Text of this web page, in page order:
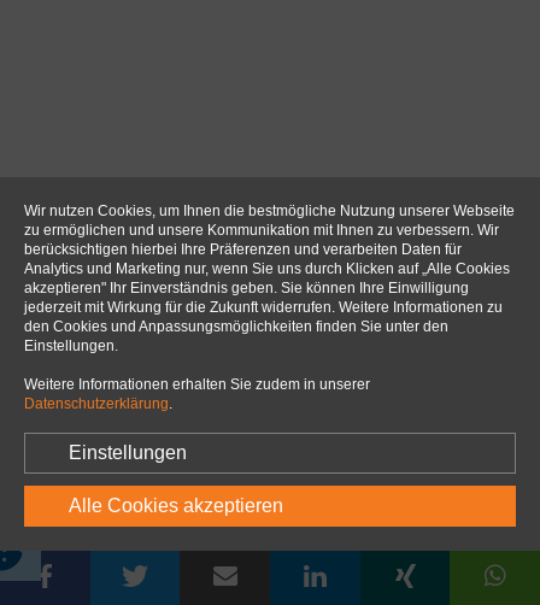
Wir nutzen Cookies, um Ihnen die bestmögliche Nutzung unserer Webseite
zu ermöglichen und unsere Kommunikation mit Ihnen zu verbessern. Wir
berücksichtigen hierbei Ihre Präferenzen und verarbeiten Daten für
Analytics und Marketing nur, wenn Sie uns durch Klicken auf „Alle Cookies
akzeptieren" Ihr Einverständnis geben. Sie können Ihre Einwilligung
jederzeit mit Wirkung für die Zukunft widerrufen. Weitere Informationen zu
den Cookies und Anpassungsmöglichkeiten finden Sie unter den
Einstellungen.
Weitere Informationen erhalten Sie zudem in unserer
Datenschutzerklärung.
Einstellungen
Alle Cookies akzeptieren